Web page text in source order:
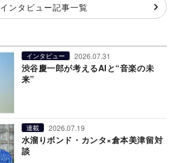
インタビュー記事一覧
インタビュー 2026.07.31
渋谷慶一郎が考えるAIと“音楽の未
来”
連載 2026.07.19
水溜りボンド・カンタ×倉本美津留対
談